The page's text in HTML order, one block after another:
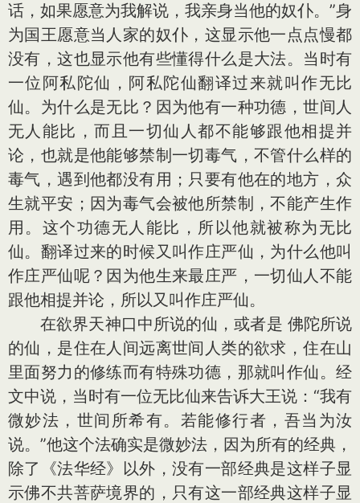
话，如果愿意为我解说，我亲身当他的奴仆。”身
为国王愿意当人家的奴仆，这显示他一点点慢都
没有，这也显示他有些懂得什么是大法。当时有
一位阿私陀仙，阿私陀仙翻译过来就叫作无比
仙。为什么是无比？因为他有一种功德，世间人
无人能比，而且一切仙人都不能够跟他相提并
论，也就是他能够禁制一切毒气，不管什么样的
毒气，遇到他都没有用；只要有他在的地方，众
生就平安；因为毒气会被他所禁制，不能产生作
用。这个功德无人能比，所以他就被称为无比
仙。翻译过来的时候又叫作庄严仙，为什么他叫
作庄严仙呢？因为他生来最庄严，一切仙人不能
跟他相提并论，所以又叫作庄严仙。
在欲界天神口中所说的仙，或者是 佛陀所说
的仙，是住在人间远离世间人类的欲求，住在山
里面努力的修练而有特殊功德，那就叫作仙。经
文中说，当时有一位无比仙来告诉大王说：“我有
微妙法，世间所希有。若能修行者，吾当为汝
说。”他这个法确实是微妙法，因为所有的经典，
除了《法华经》以外，没有一部经典是这样子显
示佛不共菩萨境界的，只有这一部经典这样子显